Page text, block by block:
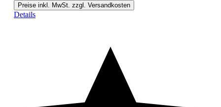
Preise inkl. MwSt. zzgl. Versandkosten
Details